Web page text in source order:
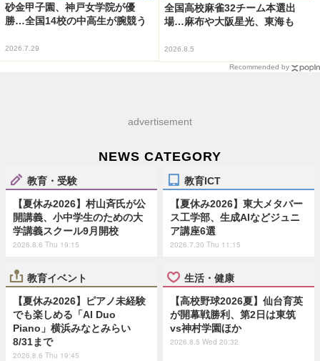
砂金甲子園、神戸女学院が優
勝…全国14校の中高生が腕競う
2026.7.29
全国高校麻雀32チーム本選出
場…麻布や大阪星光、東海も
2026.8.5
Recommended by
advertisement
NEWS CATEGORY
教育・受験
【夏休み2026】村山斉氏が公
開講義、小中学生のための大
学講義スクール9月開校
2026.8.6 Thu 19:15
教育ICT
【夏休み2026】東大メタバー
ス工学部、生成AIなどジュニ
ア講座6選
2026.7.30 Thu 11:15
教育イベント
【夏休み2026】ピアノ未経験
でも楽しめる「AI Duo
Piano」横浜みなとみらい
8/31まで
2026.8.6 Thu 19:45
生活・健康
【高校野球2026夏】仙台育英
が開幕戦勝利、第2日は東筑
vs神村学園ほか
2026.8.5 Wed 20:32